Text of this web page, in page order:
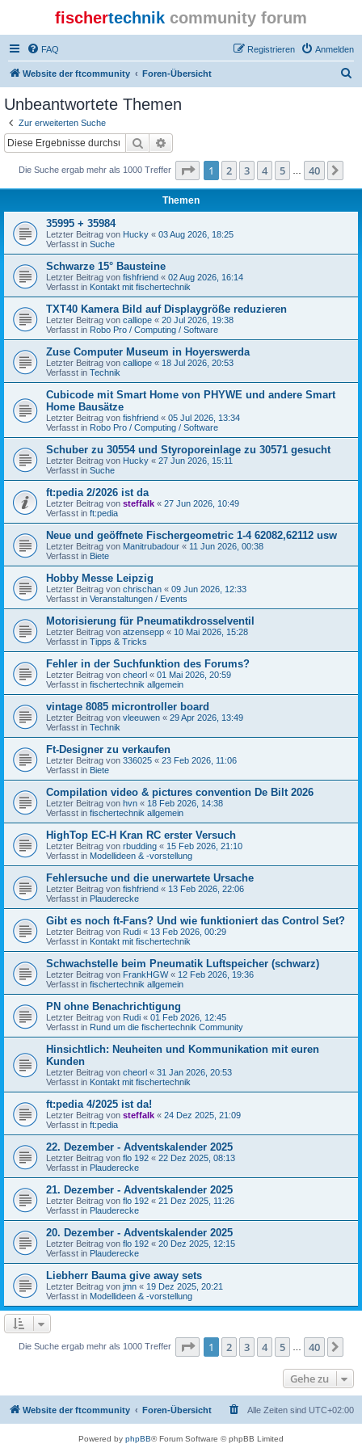
fischertechnik community forum
FAQ Anmelden
Registrieren
Website der ftcommunity Foren-Übersicht
Unbeantwortete Themen
Zur erweiterten Suche
Suche
Die Suche ergab mehr als 1000 Treffer Seite 1von 40
1 2 3 4 5 40
Themen
35995 + 35984
Letzter Beitrag von Hucky « 03 Aug 2026, 18:25
Verfasst in Suche
Schwarze 15° Bausteine
Letzter Beitrag von fishfriend « 02 Aug 2026, 16:14
Verfasst in Kontakt mit fischertechnik
TXT40 Kamera Bild auf Displaygröße reduzieren
Letzter Beitrag von calliope « 20 Jul 2026, 19:38
Verfasst in Robo Pro / Computing / Software
Zuse Computer Museum in Hoyerswerda
Letzter Beitrag von calliope « 18 Jul 2026, 20:53
Verfasst in Technik
Cubicode mit Smart Home von PHYWE und andere Smart
Home Bausätze
Letzter Beitrag von fishfriend « 05 Jul 2026, 13:34
Verfasst in Robo Pro / Computing / Software
Schuber zu 30554 und Styroporeinlage zu 30571 gesucht
Letzter Beitrag von Hucky « 27 Jun 2026, 15:11
Verfasst in Suche
ft:pedia 2/2026 ist da
Letzter Beitrag von steffalk « 27 Jun 2026, 10:49
Verfasst in ft:pedia
Neue und geöffnete Fischergeometric 1-4 62082,62112 usw
Letzter Beitrag von Manitrubadour « 11 Jun 2026, 00:38
Verfasst in Biete
Hobby Messe Leipzig
Letzter Beitrag von chrischan « 09 Jun 2026, 12:33
Verfasst in Veranstaltungen / Events
Motorisierung für Pneumatikdrosselventil
Letzter Beitrag von atzensepp « 10 Mai 2026, 15:28
Verfasst in Tipps & Tricks
Fehler in der Suchfunktion des Forums?
Letzter Beitrag von cheorl « 01 Mai 2026, 20:59
Verfasst in fischertechnik allgemein
vintage 8085 microntroller board
Letzter Beitrag von vleeuwen « 29 Apr 2026, 13:49
Verfasst in Technik
Ft-Designer zu verkaufen
Letzter Beitrag von 336025 « 23 Feb 2026, 11:06
Verfasst in Biete
Compilation video & pictures convention De Bilt 2026
Letzter Beitrag von hvn « 18 Feb 2026, 14:38
Verfasst in fischertechnik allgemein
HighTop EC-H Kran RC erster Versuch
Letzter Beitrag von rbudding « 15 Feb 2026, 21:10
Verfasst in Modellideen & -vorstellung
Fehlersuche und die unerwartete Ursache
Letzter Beitrag von fishfriend « 13 Feb 2026, 22:06
Verfasst in Plauderecke
Gibt es noch ft-Fans? Und wie funktioniert das Control Set?
Letzter Beitrag von Rudi « 13 Feb 2026, 00:29
Verfasst in Kontakt mit fischertechnik
Schwachstelle beim Pneumatik Luftspeicher (schwarz)
Letzter Beitrag von FrankHGW« 12 Feb 2026, 19:36
Verfasst in fischertechnik allgemein
PN ohne Benachrichtigung
Letzter Beitrag von Rudi « 01 Feb 2026, 12:45
Verfasst in Rund um die fischertechnik Community
Hinsichtlich: Neuheiten und Kommunikation mit euren
Kunden
Letzter Beitrag von cheorl « 31 Jan 2026, 20:53
Verfasst in Kontakt mit fischertechnik
ft:pedia 4/2025 ist da!
Letzter Beitrag von steffalk « 24 Dez 2025, 21:09
Verfasst in ft:pedia
22. Dezember - Adventskalender 2025
Letzter Beitrag von flo 192 « 22 Dez 2025, 08:13
Verfasst in Plauderecke
21. Dezember - Adventskalender 2025
Letzter Beitrag von flo 192 « 21 Dez 2025, 11:26
Verfasst in Plauderecke
20. Dezember - Adventskalender 2025
Letzter Beitrag von flo 192 « 20 Dez 2025, 12:15
Verfasst in Plauderecke
Liebherr Bauma give away sets
Letzter Beitrag von jmn « 19 Dez 2025, 20:21
Verfasst in Modellideen & -vorstellung
Die Suche ergab mehr als 1000 Treffer Seite 1von 40
1 2 3 4 5 40
Gehe zu
Website der ftcommunity Foren-Übersicht Alle Zeiten sind UTC+02:00
Powered by phpBB® Forum Software © phpBB Limited